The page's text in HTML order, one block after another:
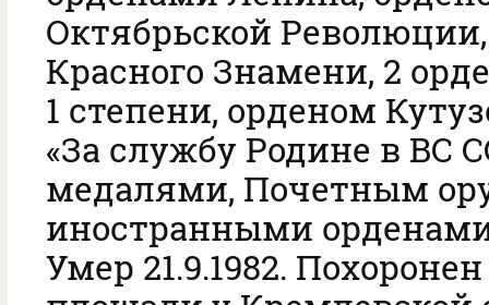
Октябрьской
Красного Знамени, 2
1 степени, орденом
«За службу Родине в ВС
медалями, Почетным
иностранными
Умер 21.9.1982.